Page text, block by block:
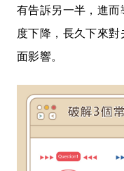
有告訴另一半，進
度下降，長久下來
面影響。